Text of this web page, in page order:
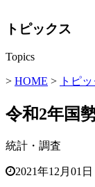
トピックス
Topics
> HOME > トピ
令和2年国
統計・調査
2021年12月01日